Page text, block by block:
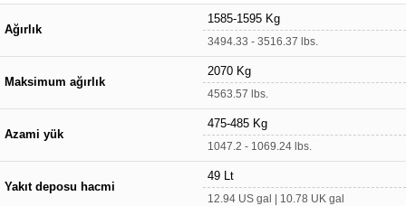
Ağırlık
1585-1595 Kg
3494.33 - 3516.37 lbs.
Maksimum ağırlık
2070 Kg
4563.57 lbs.
Azami yük
475-485 Kg
1047.2 - 1069.24 lbs.
Yakıt deposu hacmi
49 Lt
12.94 US gal | 10.78 UK gal